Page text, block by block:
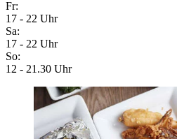
Fr:
17 - 22 Uhr
Sa:
17 - 22 Uhr
So:
12 - 21.30 Uhr